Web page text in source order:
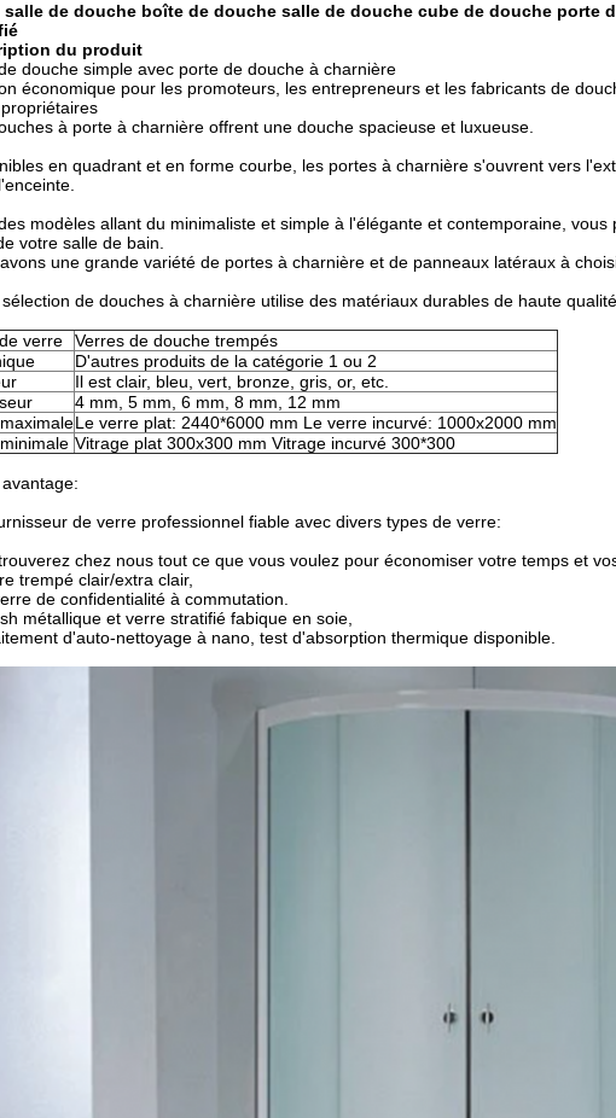
salle de douche boîte de douche salle de douche cube de douche porte
du produit
douche simple avec porte de douche à charnière
économique pour les promoteurs, les entrepreneurs et les fabricants de
à porte à charnière offrent une douche spacieuse et luxueuse.
en quadrant et en forme courbe, les portes à charnière s'ouvrent vers
modèles allant du minimaliste et simple à l'élégante et contemporaine,
votre salle de bain.
une grande variété de portes à charnière et de panneaux latéraux à
de douches à charnière utilise des matériaux durables de haute
verre
Verres de douche trempés
D'autres produits de la catégorie 1 ou 2
Il est clair, bleu, vert, bronze, gris, or, etc.
4 mm, 5 mm, 6 mm, 8 mm, 12 mm
Le verre plat: 2440*6000 mm Le verre incurvé: 1000x2000 mm
Vitrage plat 300x300 mm Vitrage incurvé 300*300
de verre professionnel fiable avec divers types de verre:
chez nous tout ce que vous voulez pour économiser votre temps et
trempé clair/extra clair,
de confidentialité à commutation.
métallique et verre stratifié fabique en soie,
d'auto-nettoyage à nano, test d'absorption thermique disponible.